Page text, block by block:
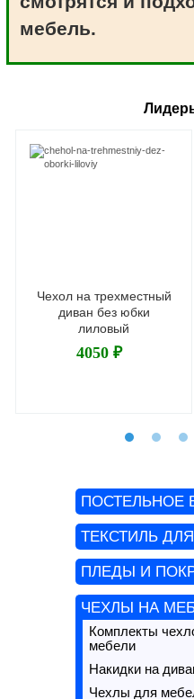
ПОСТЕЛЬНОЕ
ТЕКСТИЛЬ
ПЛЕДЫ И
ЧЕХЛЫ НА
Комплекты
мебели
Накидки на
Чехлы для
мебель.
Чехол на трехместный
диван без юбки
лиловый
4050 ₽